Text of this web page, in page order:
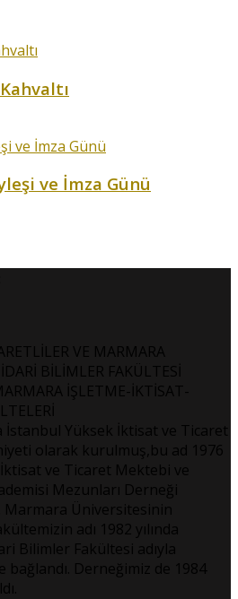
ve İmza Günü
VE MARMARA
BİLİMLER FAKÜLTESİ
İŞLETME-İKTİSAT-
İstanbul Yüksek İktisat ve Ticaret
olarak kurulmuş,bu ad 1976
ve Ticaret Mektebi ve
Mezunları Derneği
Üniversitesinin
adı 1982 yılında
Bilimler Fakültesi adıyla
Derneğimiz de 1984